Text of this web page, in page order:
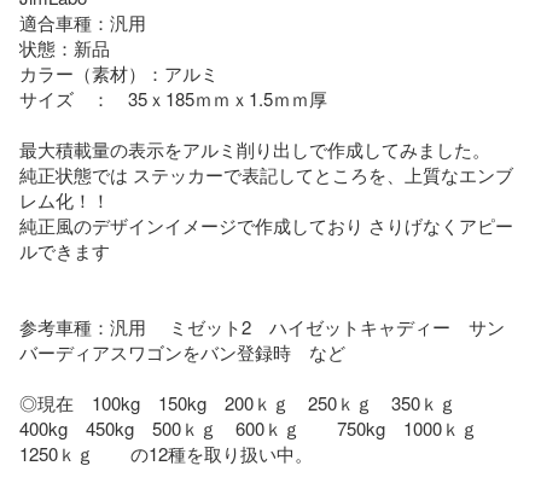
適合車種：汎用
状態：新品
カラー（素材）：アルミ
サイズ　：　35ｘ185ｍｍｘ1.5ｍｍ厚
最大積載量の表示をアルミ削り出しで作成してみました。
純正状態では ステッカーで表記してところを、上質なエンブ
レム化！！
純正風のデザインイメージで作成しており さりげなくアピー
ルできます
参考車種：汎用 　ミゼット2　ハイゼットキャディー　サン
バーディアスワゴンをバン登録時　など
◎現在　100kg　150kg　200ｋｇ　250ｋｇ　350ｋｇ
400kg　450kg　500ｋｇ　600ｋｇ　　750kg　1000ｋｇ
1250ｋｇ　　の12種を取り扱い中。